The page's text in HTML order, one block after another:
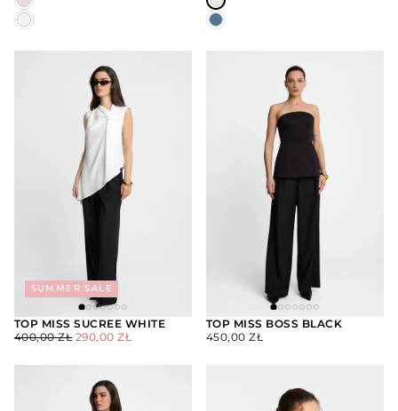
SUMMER SALE
WYBIERZ
TOP MISS SUCREE WHITE
CENA
400,00 ZŁ CENA
290,00 ZŁ WYBIERZ
TOP MISS BOSS BLACK
CENA
450,00 ZŁ